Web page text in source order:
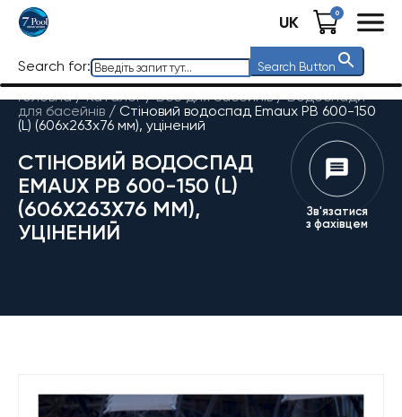
UK 0
Search for: Search Button
Головна / Каталог/Все для басейнів/Водоспади
для басейнів / Стіновий водоспад Emaux PB 600-150
(L) (606х263х76 мм), уцінений
СТІНОВИЙ ВОДОСПАД
EMAUX PB 600-150 (L)
(606Х263Х76 ММ),
УЦІНЕНИЙ
Зв'язатися
з фахівцем